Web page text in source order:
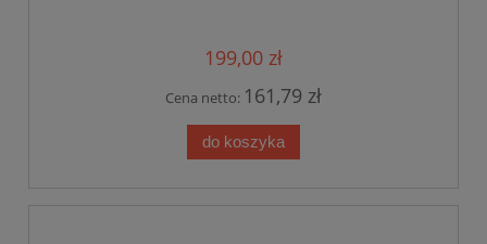
199,00 zł
Cena netto: 161,79 zł
do koszyka